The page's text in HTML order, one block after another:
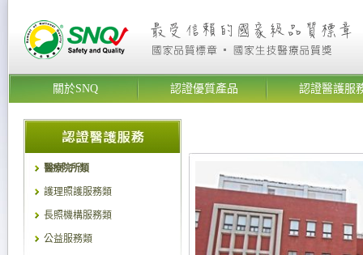
關於SNQ 認證優質產品 認證醫護服
醫療院所類
護理照護服務類
長照機構服務類
公益服務類